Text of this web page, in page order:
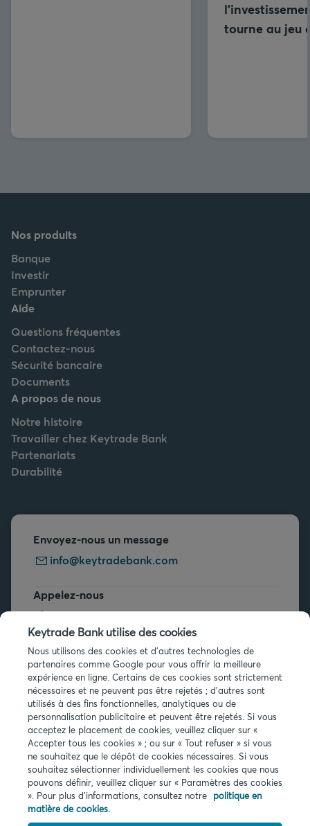
tourne au jeu
Nos produits
Banque
Investir
Emprunter
Aide
Questions fréquentes
Contactez-nous
Sécurité bancaire
Documents
A propos de nous
Notre histoire
Travailler chez Keytrade Bank
Partenariats
Durabilité
Envoyez-nous un message
info@keytradebank.com
Appelez-nous
+32 2 679 90 00
Vous avez des questions ?
Questions fréquentes
Infos légales
Privacy
Cookies
PSD2
Keytrade Bank utilise des cookies
Nous utilisons des cookies et d'autres technologies de
partenaires comme Google pour vous offrir la meilleure
expérience en ligne. Certains de ces cookies sont strictement
nécessaires et ne peuvent pas être rejetés ; d'autres sont
utilisés à des fins fonctionnelles, analytiques ou de
personnalisation publicitaire et peuvent être rejetés. Si vous
acceptez le placement de cookies, veuillez cliquer sur «
Accepter tous les cookies » ; ou sur « Tout refuser » si vous
ne souhaitez que le dépôt de cookies nécessaires. Si vous
souhaitez sélectionner individuellement les cookies que nous
pouvons définir, veuillez cliquer sur « Paramètres des cookies
». Pour plus d'informations, consultez notre politique en
matière de cookies.